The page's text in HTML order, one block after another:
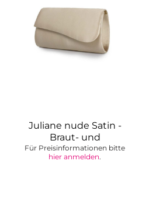
Juliane nude Satin -
Braut- und
Abendtasche
Für Preisinformationen bitte
hier anmelden.